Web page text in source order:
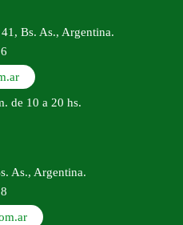
Bs. As., Argentina.
de 10 a 20 hs.
As., Argentina.